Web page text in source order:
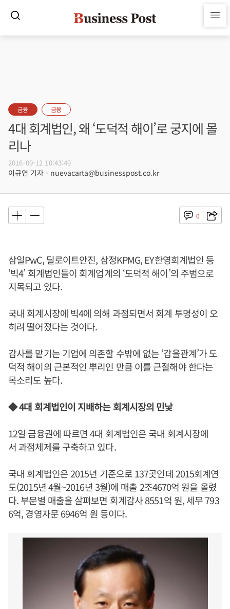
금융 금융
4대 회계법인, 왜 ‘도덕적 해이’로 궁지에 몰
리나
2016-09-12 10:43:49
이규연 기자 - nuevacarta@businesspost.co.kr
0
삼일PwC, 딜로이트안진, 삼정KPMG, EY한영회계법인 등
‘빅4’ 회계법인들이 회계업계의 ‘도덕적 해이’의 주범으로
지목되고 있다.
국내 회계시장에 빅4에 의해 과점되면서 회계 투명성이 오
히려 떨어졌다는 것이다.
감사를 맡기는 기업에 의존할 수밖에 없는 ‘갑을관계’가 도
덕적 해이의 근본적인 뿌리인 만큼 이를 근절해야 한다는
목소리도 높다.
◆ 4대 회계법인이 지배하는 회계시장의 민낯
12일 금융권에 따르면 4대 회계법인은 국내 회계시장에
서 과점체제를 구축하고 있다.
국내 회계법인은 2015년 기준으로 137곳인데 2015회계연
도(2015년 4월~2016년 3월)에 매출 2조4670억 원을 올렸
다. 부문별 매출을 살펴보면 회계감사 8551억 원, 세무 793
6억, 경영자문 6946억 원 등이다.